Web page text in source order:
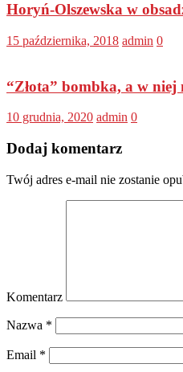
Horyń-Olszewska w
15 października, 2018 admin 0
“Złota” bombka, a w
10 grudnia, 2020 admin 0
Dodaj komentarz
Twój adres e-mail nie zostanie
Komentarz
Nazwa *
Email *